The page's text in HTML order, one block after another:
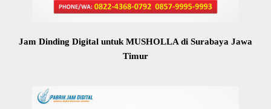
Jam Dinding Digital untuk MUSHOLLA di Surabaya Jawa
Timur